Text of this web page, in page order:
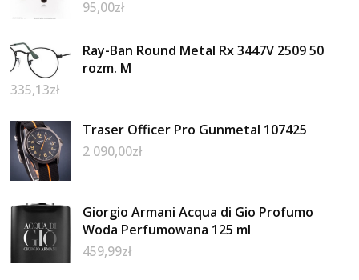
95,00zł
Ray-Ban Round Metal Rx 3447V 2509 50
rozm. M
335,13zł
Traser Officer Pro Gunmetal 107425
2 090,00zł
Giorgio Armani Acqua di Gio Profumo
Woda Perfumowana 125 ml
459,99zł